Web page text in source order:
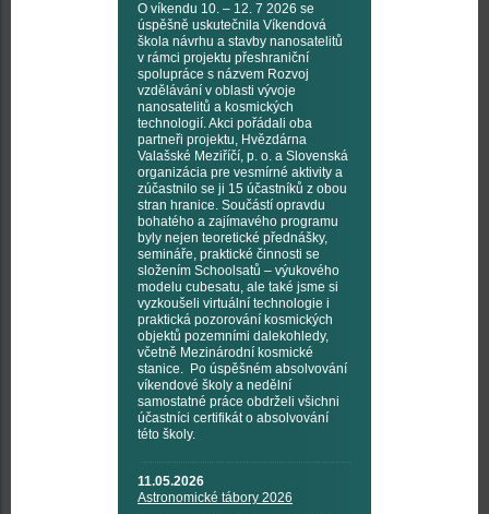
O víkendu 10. – 12. 7 2026 se
úspěšně uskutečnila Víkendová
škola návrhu a stavby nanosatelitů
v rámci projektu přeshraniční
spolupráce s názvem Rozvoj
vzdělávání v oblasti vývoje
nanosatelitů a kosmických
technologií. Akci pořádali oba
partneři projektu, Hvězdárna
Valašské Meziříčí, p. o. a Slovenská
organizácia pre vesmírné aktivity a
zúčastnilo se ji 15 účastníků z obou
stran hranice. Součástí opravdu
bohatého a zajímavého programu
byly nejen teoretické přednášky,
semináře, praktické činnosti se
složením Schoolsatů – výukového
modelu cubesatu, ale také jsme si
vyzkoušeli virtuální technologie i
praktická pozorování kosmických
objektů pozemními dalekohledy,
včetně Mezinárodní kosmické
stanice. Po úspěšném absolvování
víkendové školy a nedělní
samostatné práce obdrželi všichni
účastníci certifikát o absolvování
této školy.
11.05.2026
Astronomické tábory 2026